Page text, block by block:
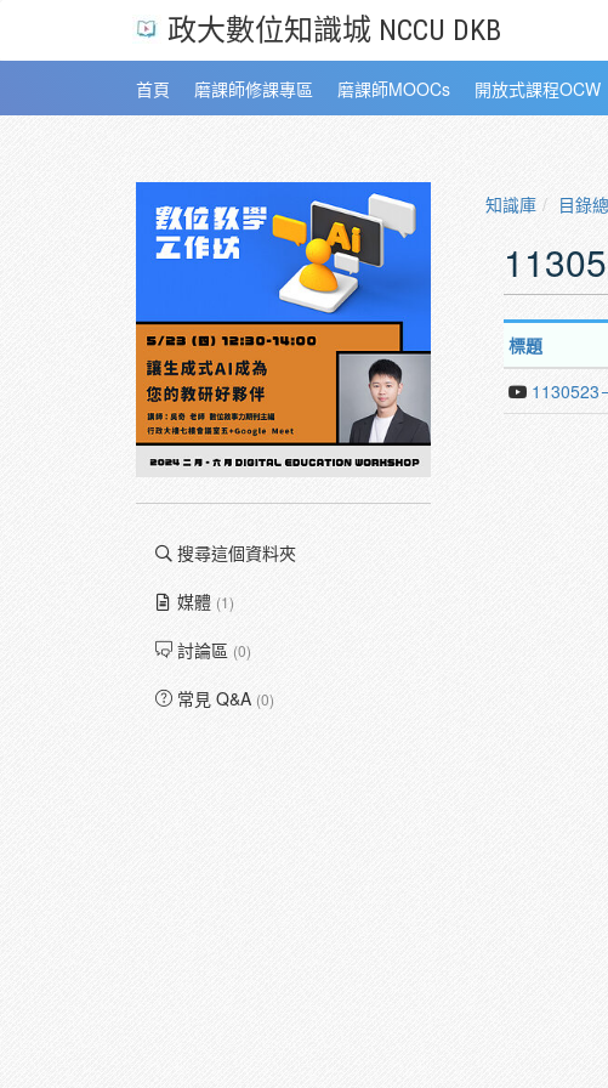
政大數位知識城 NCCU DKB
首頁 磨課師修課專區 磨課師MOOCs 開放式課程OCW
搜尋這個資料夾
媒體 (1)
討論區 (0)
常見 Q&A (0)
知識庫 目錄
標題
1130523